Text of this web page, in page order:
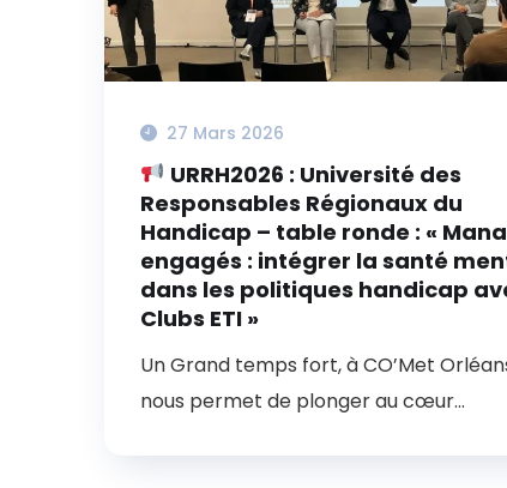
27 Mars 2026
URRH2026 : Université des
Responsables Régionaux du
Handicap – table ronde : «
engagés : intégrer la santé
dans les politiques handicap
Clubs ETI »
Un Grand temps fort, à CO’Met
nous permet de plonger au cœur...